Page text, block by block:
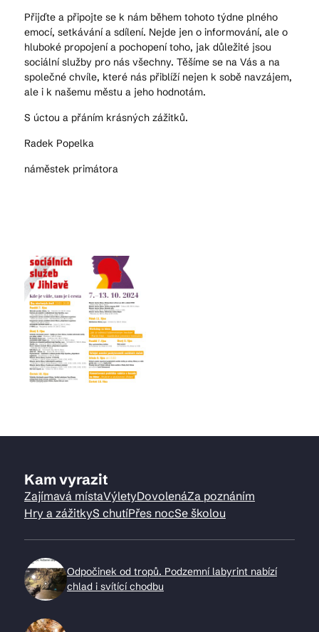
Přijďte a připojte se k nám během tohoto týdne plného
emocí, setkávání a sdílení. Nejde jen o informování, ale o
hluboké propojení a pochopení toho, jak důležité jsou
sociální služby pro nás všechny. Těšíme se na Vás a na
společné chvíle, které nás přiblíží nejen k sobě navzájem,
ale i k našemu městu a jeho hodnotám.
S úctou a přáním krásných zážitků.
Radek Popelka
náměstek primátora
Kam vyrazit
Zajímavá místaVýletyDovolenáZa poznáním
Hry a zážitkyS chutíPřes nocSe školou
Odpočinek od tropů. Podzemní labyrint nabízí
chlad i svítící chodbu